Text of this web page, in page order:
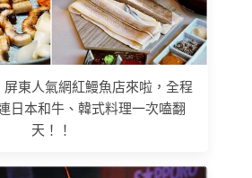
屏東人氣網紅鰻魚店來啦，全程
日本和牛、韓式料理一次嗑翻
天！！